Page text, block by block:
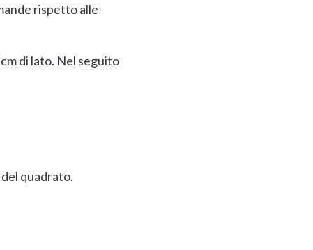
rispetto alle
cm di lato. Nel seguito
quadrato.